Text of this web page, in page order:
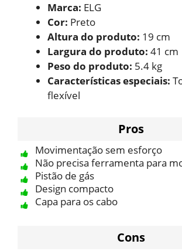
Marca: ‎ELG
Cor: Preto
Altura do produto: 19 cm
Largura do produto: 41 cm
Peso do produto: 5.4 kg
Características especiais:
flexível
Pros
Movimentação sem esforço
Não precisa ferramenta para
Pistão de gás
Design compacto
Capa para os cabo
Cons